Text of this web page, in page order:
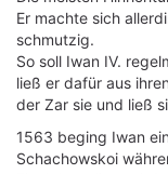
Er machte sich
schmutzig.
So soll Iwan IV.
ließ er dafür aus
der Zar sie und ließ
1563 beging Iwan
Schachowskoi